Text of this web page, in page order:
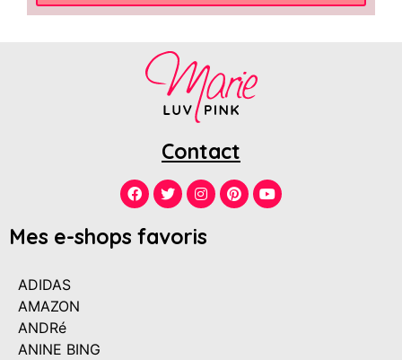
Contact
Mes e-shops favoris
ADIDAS
AMAZON
ANDRé
ANINE BING